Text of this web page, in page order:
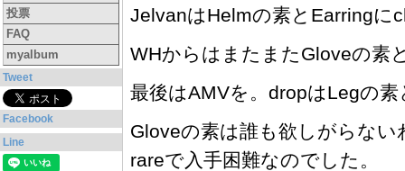
投票
FAQ
myalbum
Tweet
Facebook
Line
JelvanはHelmの素とEarringに
WHからはまたまたGloveの素
最後はAMVを。dropはLegの
Gloveの素は誰も欲しがらな
rareで入手困難なのでした。